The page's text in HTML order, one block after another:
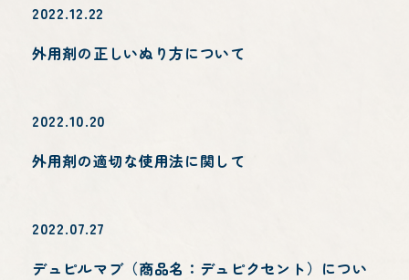
2022.12.22
外用剤の正しいぬり方について
2022.10.20
外用剤の適切な使用法に関して
2022.07.27
デュピルマブ（商品名：デュピクセント）につい